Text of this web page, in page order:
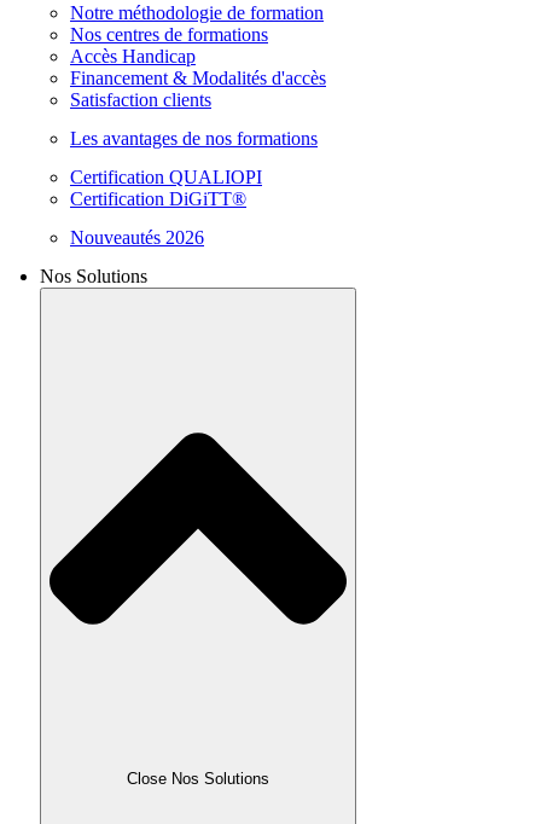
Notre méthodologie de formation
Nos centres de formations
Accès Handicap
Financement & Modalités d'accès
Satisfaction clients
Les avantages de nos formations
Certification QUALIOPI
Certification DiGiTT®
Nouveautés 2026
Nos Solutions
Close Nos Solutions